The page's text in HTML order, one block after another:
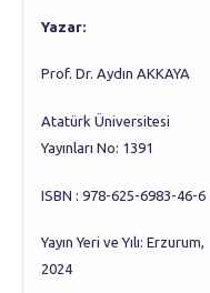
Yazar:
Prof. Dr. Aydın AKKAYA
Atatürk Üniversitesi
Yayınları No: 1391
ISBN : 978-625-6983-46-6
Yayın Yeri ve Yılı: Erzurum,
2024